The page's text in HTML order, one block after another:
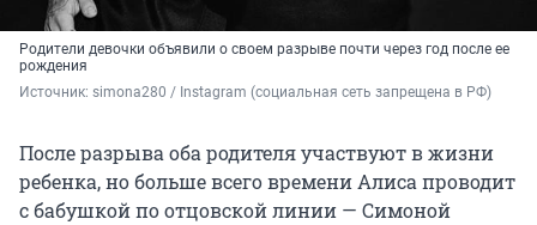
Родители девочки объявили о своем разрыве почти через год после ее
рождения
Источник: simona280 / Instagram (социальная сеть запрещена в РФ)
После разрыва оба родителя участвуют в жизни
ребенка, но больше всего времени Алиса проводит
с бабушкой по отцовской линии — Симоной